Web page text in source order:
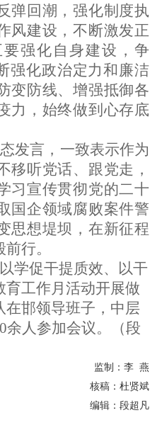
弹回潮，强化制度执
风建设，不断激发正
强化自身建设，争
强化政治定力和廉洁
变防线、增强抵御各
力，始终做到心存底
发言 ， 一致表示作为
移听党话、跟党走，
习宣传贯彻党的二十
国企领域腐败案件警
思想堤坝 ， 在新征程
行。
学促干提质效、以干
育工作月活动开展做
在邯领导班子，中层
余人参加会议。（段
监制：李 燕
核稿：杜贤斌
编辑：段超凡